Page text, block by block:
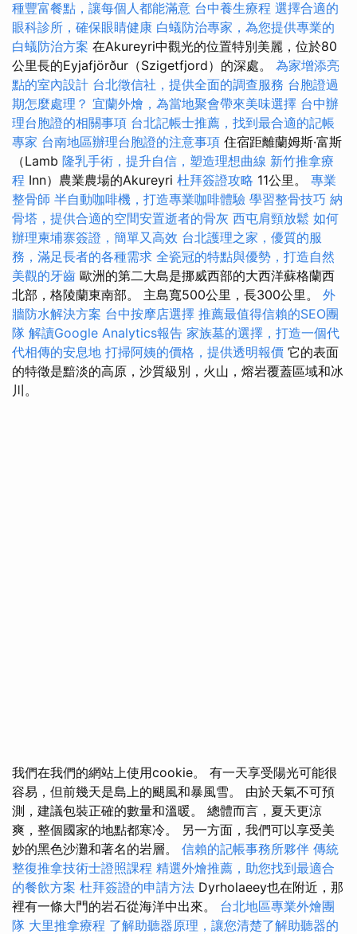
種豐富餐點，讓每個人都能滿意 台中養生療程 選擇合適的
眼科診所，確保眼睛健康 白蟻防治專家，為您提供專業的
白蟻防治方案 在Akureyri中觀光的位置特別美麗，位於80
公里長的Eyjafjörður（Szigetfjord）的深處。 為家增添亮
點的室內設計 台北徵信社，提供全面的調查服務 台胞證過
期怎麼處理？ 宜蘭外燴，為當地聚會帶來美味選擇 台中辦
理台胞證的相關事項 台北記帳士推薦，找到最合適的記帳
專家 台南地區辦理台胞證的注意事項 住宿距離蘭姆斯·富斯
（Lamb 隆乳手術，提升自信，塑造理想曲線 新竹推拿療
程 Inn）農業農場的Akureyri 杜拜簽證攻略 11公里。 專業
整骨師 半自動咖啡機，打造專業咖啡體驗 學習整骨技巧 納
骨塔，提供合適的空間安置逝者的骨灰 西屯肩頸放鬆 如何
辦理柬埔寨簽證，簡單又高效 台北護理之家，優質的服
務，滿足長者的各種需求 全瓷冠的特點與優勢，打造自然
美觀的牙齒 歐洲的第二大島是挪威西部的大西洋蘇格蘭西
北部，格陵蘭東南部。 主島寬500公里，長300公里。 外
牆防水解決方案 台中按摩店選擇 推薦最值得信賴的SEO團
隊 解讀Google Analytics報告 家族墓的選擇，打造一個代
代相傳的安息地 打掃阿姨的價格，提供透明報價 它的表面
的特徵是黯淡的高原，沙質級別，火山，熔岩覆蓋區域和冰
川。
我們在我們的網站上使用cookie。 有一天享受陽光可能很
容易，但前幾天是島上的颶風和暴風雪。 由於天氣不可預
測，建議包裝正確的數量和溫暖。 總體而言，夏天更涼
爽，整個國家的地點都寒冷。 另一方面，我們可以享受美
妙的黑色沙灘和著名的岩層。 信賴的記帳事務所夥伴 傳統
整復推拿技術士證照課程 精選外燴推薦，助您找到最適合
的餐飲方案 杜拜簽證的申請方法 Dyrholaeey也在附近，那
裡有一條大門的岩石從海洋中出來。 台北地區專業外燴團
隊 大里推拿療程 了解助聽器原理，讓您清楚了解助聽器的